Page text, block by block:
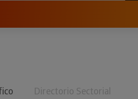
Directorio Sectorial